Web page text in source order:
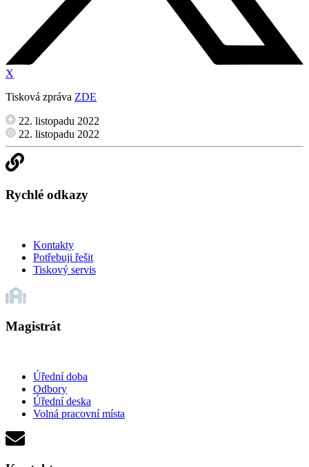
X
Tisková zpráva ZDE
22. listopadu 2022
22. listopadu 2022
Rychlé odkazy
Kontakty
Potřebuji řešit
Tiskový servis
Magistrát
Úřední doba
Odbory
Úřední deska
Volná pracovní místa